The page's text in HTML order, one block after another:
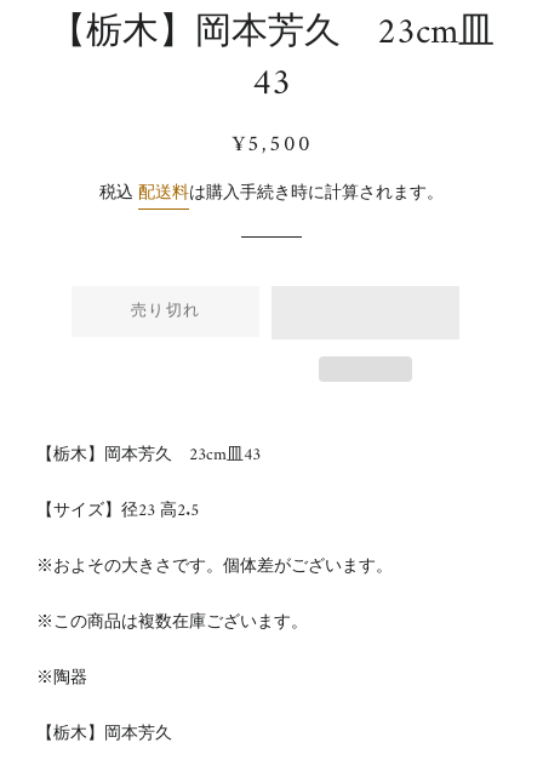
【栃木】岡本芳久 23cm皿
43
通
価
販
価
¥5,500
税込 配送料は購入手続き時に計算されます。
売り切れ
【栃木】岡本芳久 23cm皿43
【サイズ】径23高2.5
※およその大きさです。個体差がございます。
※この商品は複数在庫ございます。
※陶器
【栃木】岡本芳久